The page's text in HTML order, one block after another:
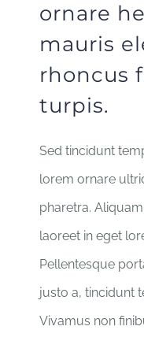
ornare
mauris
rhoncus
turpis.
Sed tincidunt
lorem ornare
pharetra.
laoreet in eget
Pellentesque
justo a, tincidunt
Vivamus non